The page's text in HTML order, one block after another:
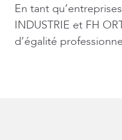
En tant
INDUSTRIE et FH
d’égalité